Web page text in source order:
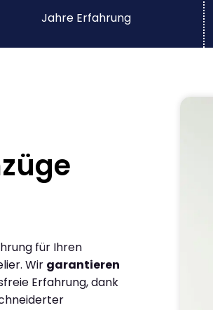
Jahre Erfahrung
für Ihren
Wir garantieren
Erfahrung, dank